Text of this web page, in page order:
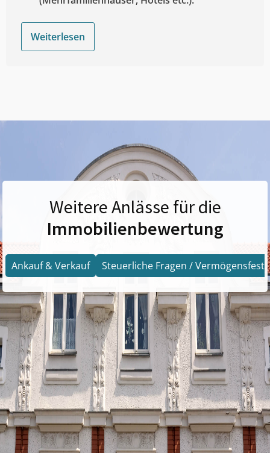
Weiterlesen
Weitere Anlässe für die
Immobilienbewertung
Ankauf & Verkauf Steuerliche Fragen /